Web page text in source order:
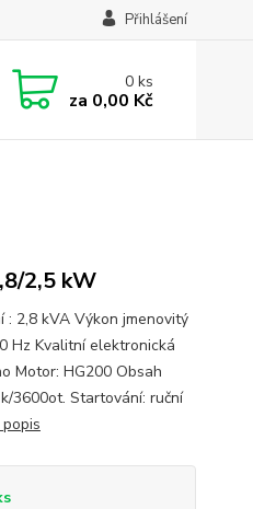
Přihlášení
0ks
za 0,00 Kč
2,5 kW
2,8 kVA Výkon jmenovitý
Hz Kvalitní elektronická
Motor: HG200 Obsah
3600ot. Startování: ruční